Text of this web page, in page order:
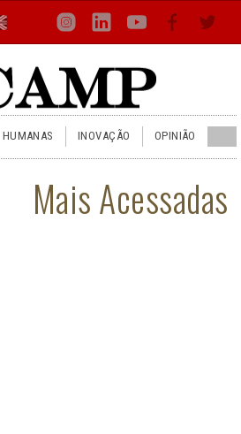
Inst Lin You Face Twit
HUMANAS INOVAÇÃO
OPINIÃO
Mais Acessadas